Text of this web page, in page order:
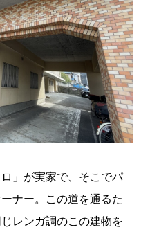
」が実家で、そこでパ
ナー。この道を通るた
レンガ調のこの建物を